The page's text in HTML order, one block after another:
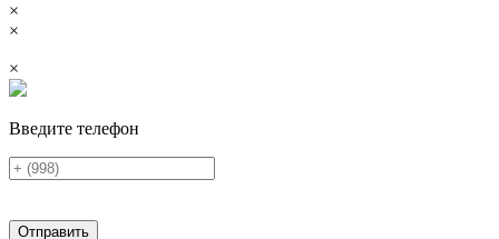
×
×
×
Введите телефон
Отправить